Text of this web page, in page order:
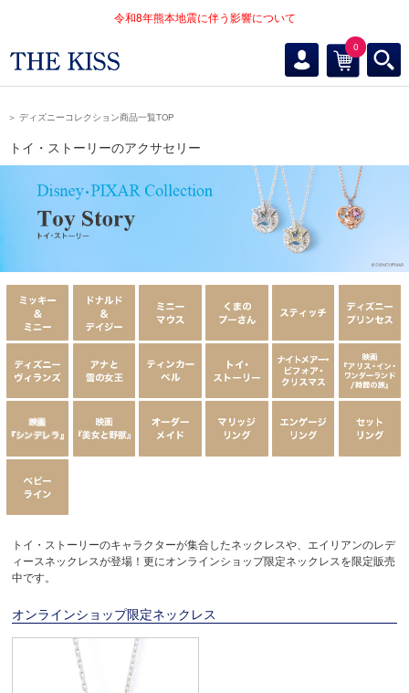
令和8年熊本地震に伴う影響について
0
＞ ディズニーコレクション商品一覧TOP
トイ・ストーリーのアクサセリー
トイ・ストーリーのキャラクターが集合したネックレスや、エイリアンのレデ
ィースネックレスが登場！更にオンラインショップ限定ネックレスを限定販売
中です。
オンラインショップ限定ネックレス